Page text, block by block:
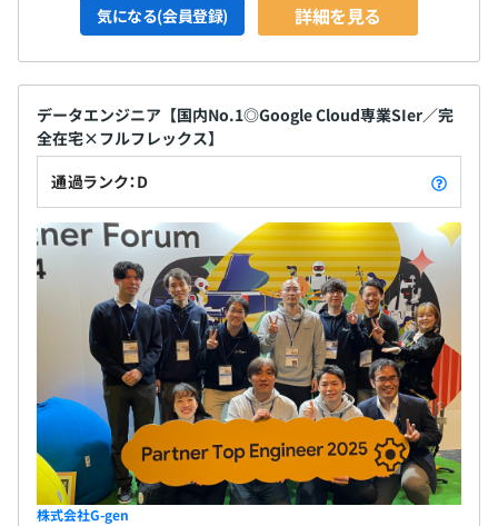
気になる(会員登録) 詳細を見る
データエンジニア【国内No.1◎Google Cloud専業SIer／完
全在宅×フルフレックス】
通過ランク：D
株式会社G-gen